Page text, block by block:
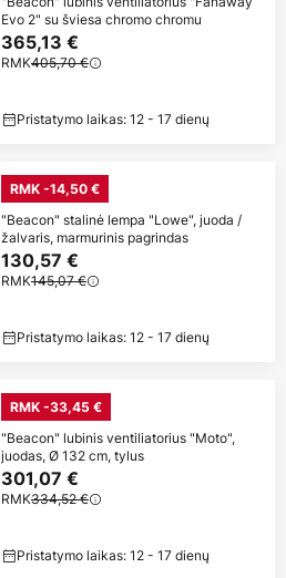
Evo 2" su šviesa chromo chromu
365,13 €
RMK405,70 €
Pristatymo laikas: 12 - 17 dienų
RMK -14,50 €
"Beacon" stalinė lempa "Lowe", juoda /
žalvaris, marmurinis pagrindas
130,57 €
RMK145,07 €
Pristatymo laikas: 12 - 17 dienų
RMK -33,45 €
"Beacon" lubinis ventiliatorius "Moto",
juodas, Ø 132 cm, tylus
301,07 €
RMK334,52 €
Pristatymo laikas: 12 - 17 dienų